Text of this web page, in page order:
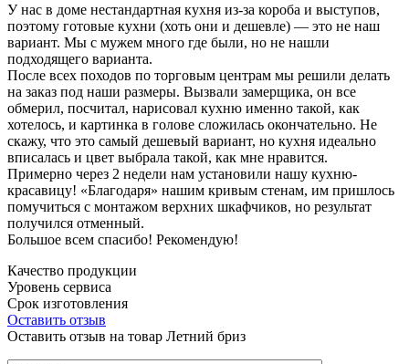
У нас в доме нестандартная кухня из-за короба и выступов,
поэтому готовые кухни (хоть они и дешевле) — это не наш
вариант. Мы с мужем много где были, но не нашли
подходящего варианта.
После всех походов по торговым центрам мы решили делать
на заказ под наши размеры. Вызвали замерщика, он все
обмерил, посчитал, нарисовал кухню именно такой, как
хотелось, и картинка в голове сложилась окончательно. Не
скажу, что это самый дешевый вариант, но кухня идеально
вписалась и цвет выбрала такой, как мне нравится.
Примерно через 2 недели нам установили нашу кухню-
красавицу! «Благодаря» нашим кривым стенам, им пришлось
помучиться с монтажом верхних шкафчиков, но результат
получился отменный.
Большое всем спасибо! Рекомендую!
Качество продукции
Уровень сервиса
Срок изготовления
Оставить отзыв
Оставить отзыв на товар Летний бриз